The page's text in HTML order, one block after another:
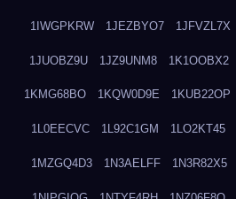
1IWGPKRW 1JEZBYO7 1JFVZL7X
1JUOBZ9U 1JZ9UNM8 1K1OOBX2
1KMG68BO 1KQW0D9E 1KUB22OP
1L0EECVC 1L92C1GM 1LO2KT45
1MZGQ4D3 1N3AELFF 1N3R82X5